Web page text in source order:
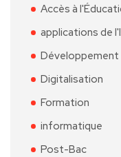
Accès à
applications de
Développement
Digitalisation
Formation
informatique
Post-Bac